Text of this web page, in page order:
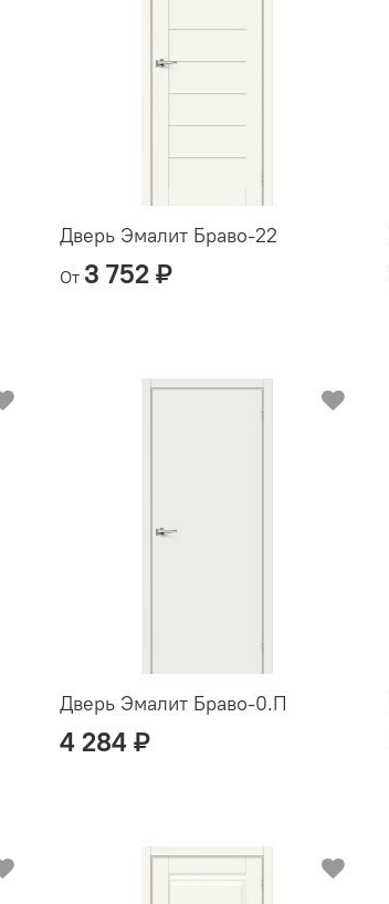
Дверь Эмалит Браво-22
От 3 752 ₽
Дверь Эмалит Браво-0.П
4 284 ₽